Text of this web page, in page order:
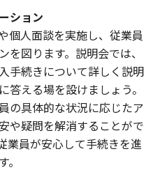
ション
個人面談を実施し、従業員
を図ります。説明会では、
手続きについて詳しく説明
答える場を設けましょう。
の具体的な状況に応じたア
や疑問を解消することがで
業員が安心して手続きを進